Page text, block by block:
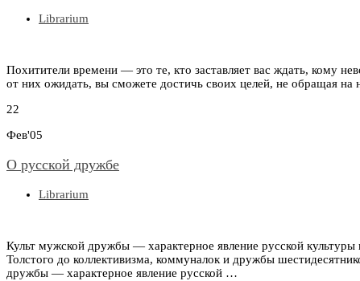
Librarium
Похитители времени — это те, кто заставляет вас ждать, кому
от них ожидать, вы сможете достичь своих целей, не обращая
22
Фев'05
О русской дружбе
Librarium
Культ мужской дружбы — характерное явление русской
Толстого до коллективизма, коммуналок и дружбы
дружбы — характерное явление русской …